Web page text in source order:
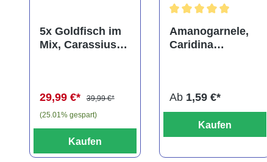
5x Goldfisch im
Mix, Carassius
29,99 €*
39,99 €*
(25.01% gespart)
Kaufen
Amanogarnele,
Caridina
Ab 1,59 €*
Kaufen